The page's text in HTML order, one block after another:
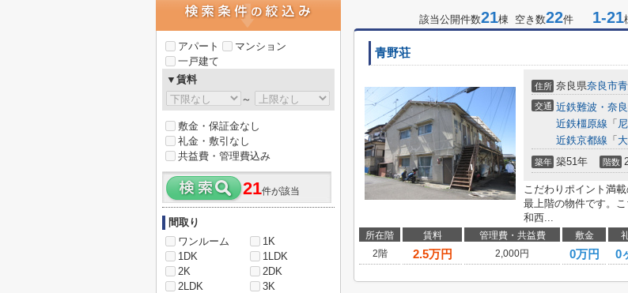
該当公開件数21棟 空き数22件 1-21
青野荘
住所 奈良県奈良市
交通 近鉄難波・奈
近鉄橿原線 「
近鉄京都線 「
築年 築51年 階数
こだわりポイント満
最上階の物件です。
和西...
所在階 賃料 管理費・共益費 敷金
2階
2.5万円 2,000円 0万円 0
アパート
マンション
一戸建て
▼賃料
～
敷金・保証金なし
礼金・敷引なし
共益費・管理費込み
21件が該当
間取り
ワンルーム
1K
1DK
1LDK
2K
2DK
2LDK
3K